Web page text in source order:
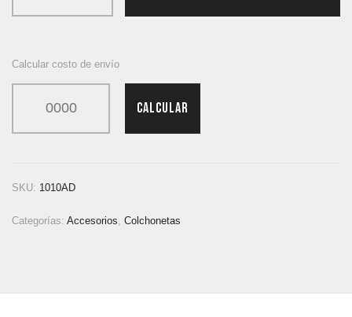
Calcular costo de envío
CALCULAR
SKU: 1010AD
Categorías: Accesorios Colchonetas